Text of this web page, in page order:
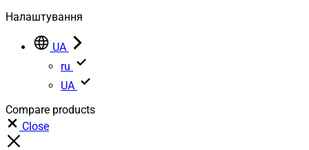
Налаштування
UA
ru
UA
Compare products
Close